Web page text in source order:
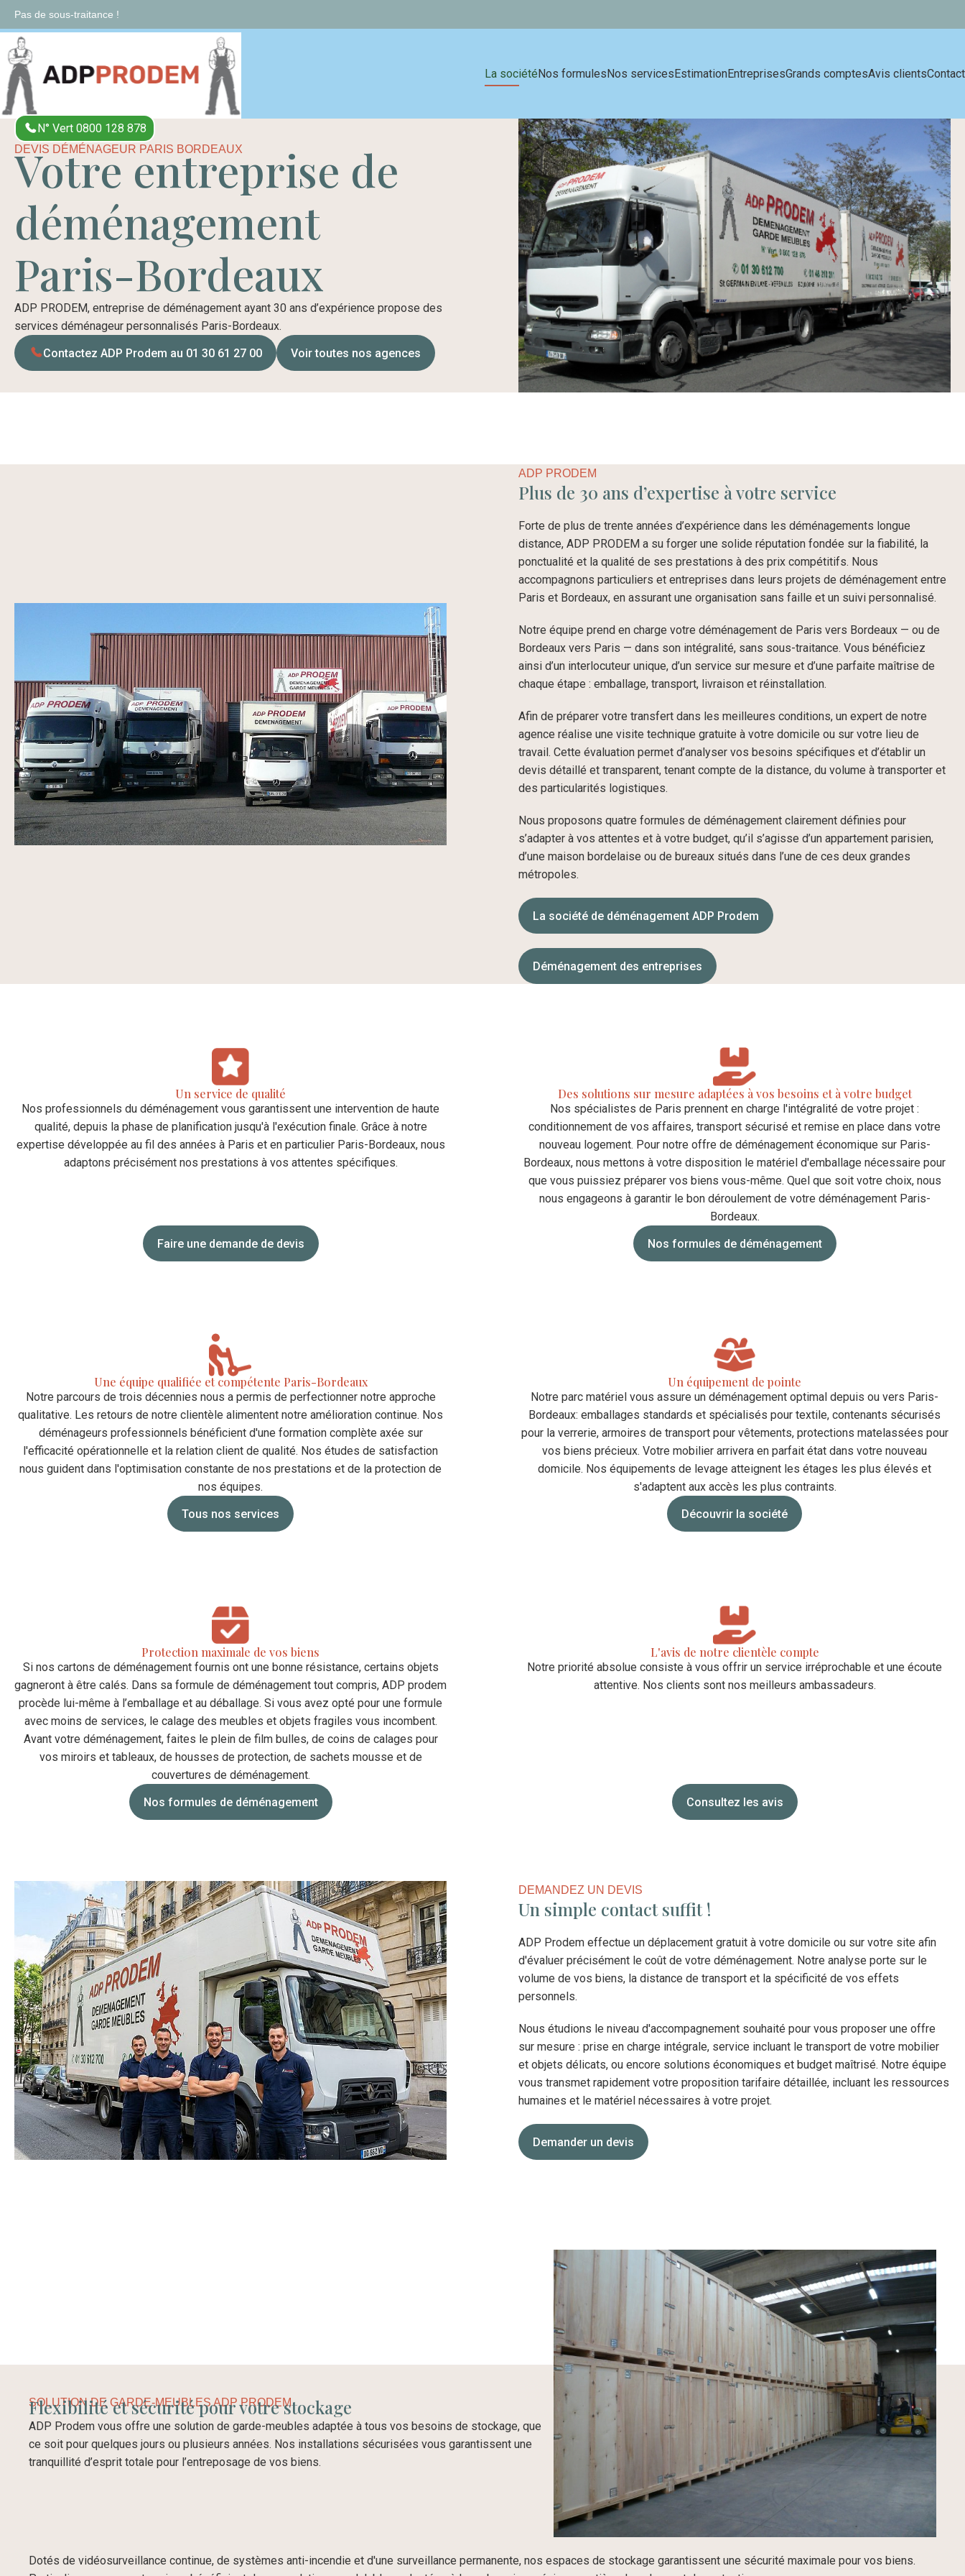
Pas de sous-traitance !
N° Vert 0800 128 878
La sociétéNos formulesNos servicesEstimationEntreprisesGrands comptesAvis clientsContact
DEVIS DÉMÉNAGEUR PARIS BORDEAUX
Votre entreprise de
déménagement
Paris-Bordeaux
ADP PRODEM, entreprise de déménagement ayant 30 ans d’expérience propose des
services déménageur personnalisés Paris-Bordeaux.
Contactez ADP Prodem au 01 30 61 27 00
Voir toutes nos agences
ADP PRODEM
Plus de 30 ans d’expertise à votre service
Forte de plus de trente années d’expérience dans les déménagements longue
distance, ADP PRODEM a su forger une solide réputation fondée sur la fiabilité, la
ponctualité et la qualité de ses prestations à des prix compétitifs. Nous
accompagnons particuliers et entreprises dans leurs projets de déménagement entre
Paris et Bordeaux, en assurant une organisation sans faille et un suivi personnalisé.
Notre équipe prend en charge votre déménagement de Paris vers Bordeaux — ou de
Bordeaux vers Paris — dans son intégralité, sans sous-traitance. Vous bénéficiez
ainsi d’un interlocuteur unique, d’un service sur mesure et d’une parfaite maîtrise de
chaque étape : emballage, transport, livraison et réinstallation.
Afin de préparer votre transfert dans les meilleures conditions, un expert de notre
agence réalise une visite technique gratuite à votre domicile ou sur votre lieu de
travail. Cette évaluation permet d’analyser vos besoins spécifiques et d’établir un
devis détaillé et transparent, tenant compte de la distance, du volume à transporter et
des particularités logistiques.
Nous proposons quatre formules de déménagement clairement définies pour
s’adapter à vos attentes et à votre budget, qu’il s’agisse d’un appartement parisien,
d’une maison bordelaise ou de bureaux situés dans l’une de ces deux grandes
métropoles.
La société de déménagement ADP Prodem
Déménagement des entreprises
Un service de qualité
Nos professionnels du déménagement vous garantissent une intervention de haute
qualité, depuis la phase de planification jusqu'à l'exécution finale. Grâce à notre
expertise développée au fil des années à Paris et en particulier Paris-Bordeaux, nous
adaptons précisément nos prestations à vos attentes spécifiques.
Faire une demande de devis
Des solutions sur mesure adaptées à vos besoins et à votre budget
Nos spécialistes de Paris prennent en charge l'intégralité de votre projet :
conditionnement de vos affaires, transport sécurisé et remise en place dans votre
nouveau logement. Pour notre offre de déménagement économique sur Paris-
Bordeaux, nous mettons à votre disposition le matériel d'emballage nécessaire pour
que vous puissiez préparer vos biens vous-même. Quel que soit votre choix, nous
nous engageons à garantir le bon déroulement de votre déménagement Paris-
Bordeaux.
Nos formules de déménagement
Une équipe qualifiée et compétente Paris-Bordeaux
Notre parcours de trois décennies nous a permis de perfectionner notre approche
qualitative. Les retours de notre clientèle alimentent notre amélioration continue. Nos
déménageurs professionnels bénéficient d'une formation complète axée sur
l'efficacité opérationnelle et la relation client de qualité. Nos études de satisfaction
nous guident dans l'optimisation constante de nos prestations et de la protection de
nos équipes.
Tous nos services
Un équipement de pointe
Notre parc matériel vous assure un déménagement optimal depuis ou vers Paris-
Bordeaux: emballages standards et spécialisés pour textile, contenants sécurisés
pour la verrerie, armoires de transport pour vêtements, protections matelassées pour
vos biens précieux. Votre mobilier arrivera en parfait état dans votre nouveau
domicile. Nos équipements de levage atteignent les étages les plus élevés et
s'adaptent aux accès les plus contraints.
Découvrir la société
Protection maximale de vos biens
Si nos cartons de déménagement fournis ont une bonne résistance, certains objets
gagneront à être calés. Dans sa formule de déménagement tout compris, ADP prodem
procède lui-même à l’emballage et au déballage. Si vous avez opté pour une formule
avec moins de services, le calage des meubles et objets fragiles vous incombent.
Avant votre déménagement, faites le plein de film bulles, de coins de calages pour
vos miroirs et tableaux, de housses de protection, de sachets mousse et de
couvertures de déménagement.
Nos formules de déménagement
L'avis de notre clientèle compte
Notre priorité absolue consiste à vous offrir un service irréprochable et une écoute
attentive. Nos clients sont nos meilleurs ambassadeurs.
Consultez les avis
DEMANDEZ UN DEVIS
Un simple contact suffit !
ADP Prodem effectue un déplacement gratuit à votre domicile ou sur votre site afin
d'évaluer précisément le coût de votre déménagement. Notre analyse porte sur le
volume de vos biens, la distance de transport et la spécificité de vos effets
personnels.
Nous étudions le niveau d'accompagnement souhaité pour vous proposer une offre
sur mesure : prise en charge intégrale, service incluant le transport de votre mobilier
et objets délicats, ou encore solutions économiques et budget maîtrisé. Notre équipe
vous transmet rapidement votre proposition tarifaire détaillée, incluant les ressources
humaines et le matériel nécessaires à votre projet.
Demander un devis
SOLUTION DE GARDE-MEUBLES ADP PRODEM
Flexibilité et sécurité pour votre stockage
ADP Prodem vous offre une solution de garde-meubles adaptée à tous vos besoins de stockage, que
ce soit pour quelques jours ou plusieurs années. Nos installations sécurisées vous garantissent une
tranquillité d’esprit totale pour l’entreposage de vos biens.
Dotés de vidéosurveillance continue, de systèmes anti-incendie et d'une surveillance permanente, nos espaces de stockage garantissent une sécurité maximale pour vos biens.